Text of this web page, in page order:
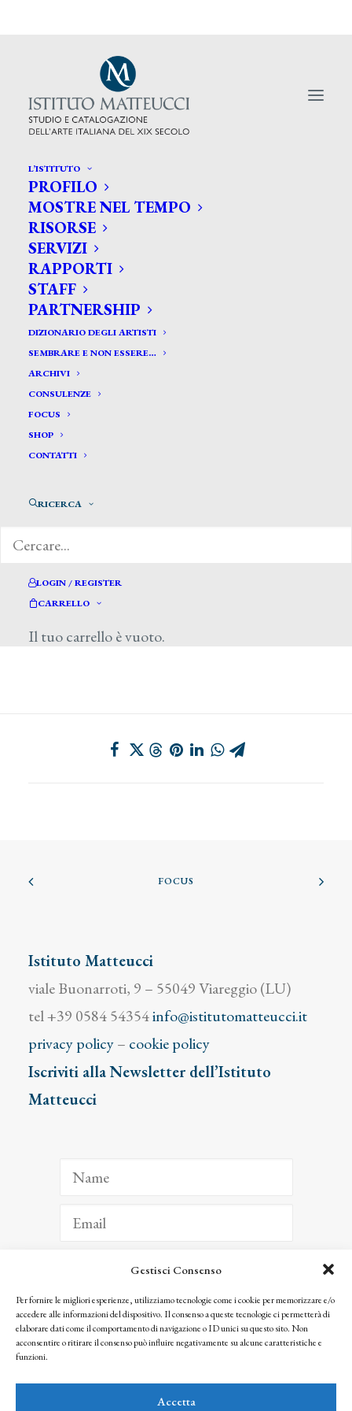
Gestisci Consenso
Per fornire le migliori esperienze, utilizziamo tecnologie come i cookie per memorizzare e/o
accedere alle informazioni del dispositivo. Il consenso a queste tecnologie ci permetterà di
elaborare dati come il comportamento di navigazione o ID unici su questo sito. Non
acconsentire o ritirare il consenso può influire negativamente su alcune caratteristiche e
funzioni.
Accetta
L’ISTITUTO
PROFILO
MOSTRE NEL TEMPO
RISORSE
SERVIZI
RAPPORTI
STAFF
PARTNERSHIP
DIZIONARIO DEGLI ARTISTI
SEMBRARE E NON ESSERE…
ARCHIVI
CONSULENZE
FOCUS
SHOP
CONTATTI
RICERCA
LOGIN / REGISTER
CARRELLO
Il tuo carrello è vuoto.
Le aste premiano soli i lavori di
Il Sole 24 Ore, 13 luglio 2013
FOCUS
Istituto Matteucci
viale Buonarroti, 9 – 55049 Viareggio (LU)
tel +39 0584 54354info@istitutomatteucci.it
privacy policy– cookie policy
Iscriviti alla Newsletter dell’Istituto
Matteucci
ISCRIVITI
Facendo clic per iscriverti, riconosci che le tue informazioni saranno trattate
seguendo la nostra Privacy Policy
© 2025 Istituto Matteucci. All right reserved
l’autorizzazione scritta dei proprietari dei diritti e dell’Istituto Matteucci